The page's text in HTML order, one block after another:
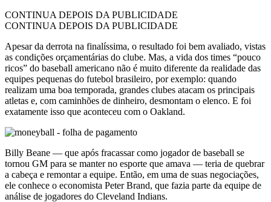
CONTINUA DEPOIS DA PUBLICIDADE
CONTINUA DEPOIS DA PUBLICIDADE
Apesar da derrota na finalíssima, o resultado foi bem avaliado, vistas
as condições orçamentárias do clube. Mas, a vida dos times “pouco
ricos” do baseball americano não é muito diferente da realidade das
equipes pequenas do futebol brasileiro, por exemplo: quando
realizam uma boa temporada, grandes clubes atacam os principais
atletas e, com caminhões de dinheiro, desmontam o elenco. E foi
exatamente isso que aconteceu com o Oakland.
Billy Beane — que após fracassar como jogador de baseball se
tornou GM para se manter no esporte que amava — teria de quebrar
a cabeça e remontar a equipe. Então, em uma de suas negociações,
ele conhece o economista Peter Brand, que fazia parte da equipe de
análise de jogadores do Cleveland Indians.